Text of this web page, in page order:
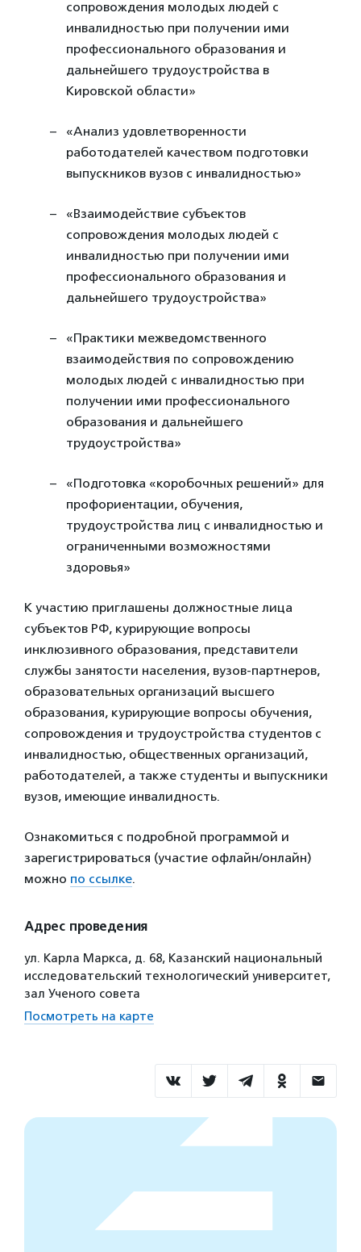
сопровождения молодых людей с
инвалидностью при получении ими
профессионального образования и
дальнейшего трудоустройства в
Кировской области»
«Анализ удовлетворенности
работодателей качеством подготовки
выпускников вузов с инвалидностью»
«Взаимодействие субъектов
сопровождения молодых людей с
инвалидностью при получении ими
профессионального образования и
дальнейшего трудоустройства»
«Практики межведомственного
взаимодействия по сопровождению
молодых людей с инвалидностью при
получении ими профессионального
образования и дальнейшего
трудоустройства»
«Подготовка «коробочных решений» для
профориентации, обучения,
трудоустройства лиц с инвалидностью и
ограниченными возможностями
здоровья»
К участию приглашены должностные лица
субъектов РФ, курирующие вопросы
инклюзивного образования, представители
службы занятости населения, вузов-партнеров,
образовательных организаций высшего
образования, курирующие вопросы обучения,
сопровождения и трудоустройства студентов с
инвалидностью, общественных организаций,
работодателей, а также студенты и выпускники
вузов, имеющие инвалидность.
Ознакомиться с подробной программой и
зарегистрироваться (участие офлайн/онлайн)
можно по ссылке.
Адрес проведения
ул. Карла Маркса, д. 68, Казанский национальный
исследовательский технологический университет,
зал Ученого совета
Посмотреть на карте